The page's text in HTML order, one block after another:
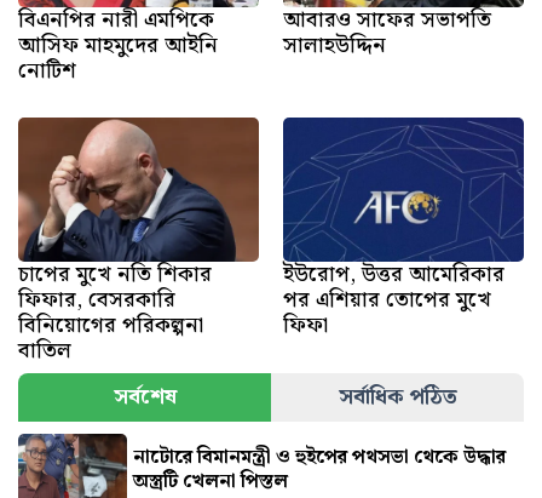
বিএনপির নারী এমপিকে
আসিফ মাহমুদের আইনি
নোটিশ
আবারও সাফের সভাপতি
সালাহউদ্দিন
চাপের মুখে নতি শিকার
ফিফার, বেসরকারি
বিনিয়োগের পরিকল্পনা
বাতিল
ইউরোপ, উত্তর আমেরিকার
পর এশিয়ার তোপের মুখে
ফিফা
সর্বশেষ সর্বাধিক পঠিত
নাটোরে বিমানমন্ত্রী ও হুইপের পথসভা থেকে উদ্ধার
অস্ত্রটি খেলনা পিস্তল